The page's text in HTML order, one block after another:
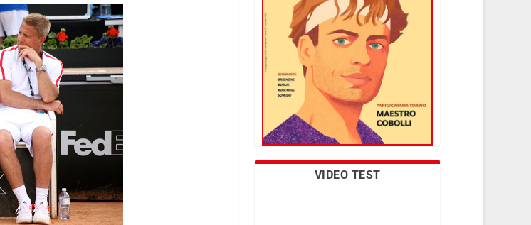
VIDEO TEST